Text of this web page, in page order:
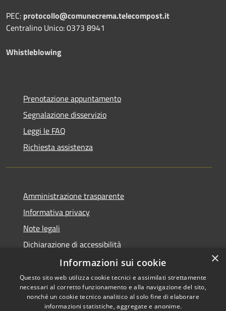
PEC: protocollo@comunecrema.telecompost.it
Centralino Unico: 0373 8941
Whistleblowing
Prenotazione appuntamento
Segnalazione disservizio
Leggi le FAQ
Richiesta assistenza
Amministrazione trasparente
Informativa privacy
Note legali
Dichiarazione di accessibilità
Piano di miglioramento dei servizi
×
Informazioni sui cookie
Questo sito web utilizza cookie tecnici e assimilati strettamente
necessari al corretto funzionamento e alla navigazione del sito,
nonché un cookie tecnico analitico al solo fine di elaborare
informazioni statistiche, aggregate e anonime.